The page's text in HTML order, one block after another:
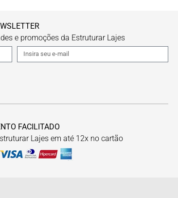
e promoções da Estruturar Lajes
FACILITADO
Lajes em até 12x no cartão